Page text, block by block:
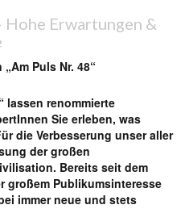
Erwartungen &
Puls Nr. 48“
lassen renommierte
Sie erleben, was
die Verbesserung unser aller
der großen
Bereits seit dem
großem Publikumsinteresse
immer neue und stets